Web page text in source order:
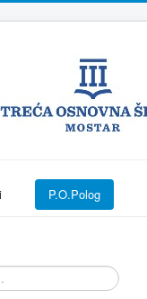
P.O.Polog